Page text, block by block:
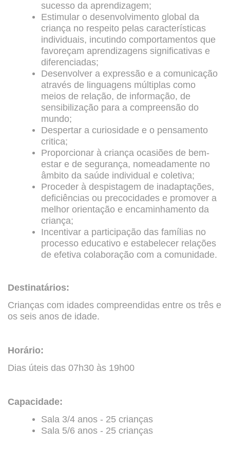
sucesso da aprendizagem;
Estimular o desenvolvimento global da
criança no respeito pelas características
individuais, incutindo comportamentos que
favoreçam aprendizagens significativas e
diferenciadas;
Desenvolver a expressão e a comunicação
através de linguagens múltiplas como
meios de relação, de informação, de
sensibilização para a compreensão do
mundo;
Despertar a curiosidade e o pensamento
critica;
Proporcionar à criança ocasiões de bem-
estar e de segurança, nomeadamente no
âmbito da saúde individual e coletiva;
Proceder à despistagem de inadaptações,
deficiências ou precocidades e promover a
melhor orientação e encaminhamento da
criança;
Incentivar a participação das famílias no
processo educativo e estabelecer relações
de efetiva colaboração com a comunidade.
Destinatários:
Crianças com idades compreendidas entre os três e
os seis anos de idade.
Horário:
Dias úteis das 07h30 às 19h00
Capacidade:
Sala 3/4 anos - 25 crianças
Sala 5/6 anos - 25 crianças